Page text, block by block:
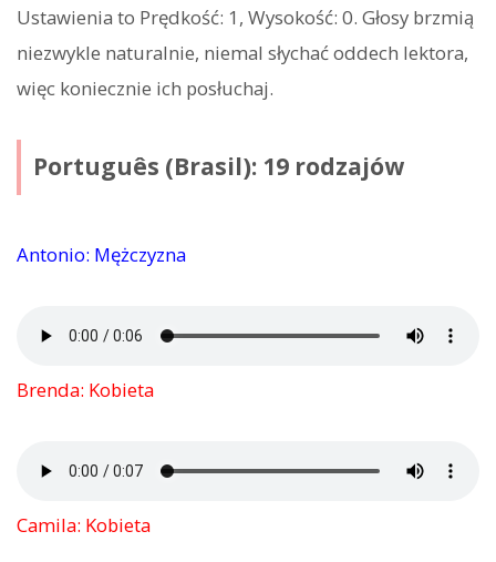
Ustawienia to Prędkość: 1, Wysokość: 0. Głosy brzmią
niezwykle naturalnie, niemal słychać oddech lektora,
więc koniecznie ich posłuchaj.
Português (Brasil): 19 rodzajów
Antonio: Mężczyzna
Brenda: Kobieta
Camila: Kobieta